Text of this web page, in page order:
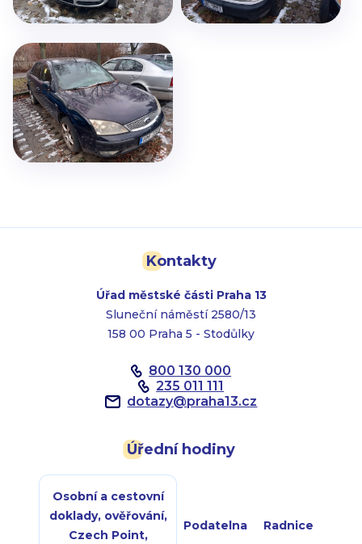
Kontakty
Úřad městské části Praha 13
Sluneční náměstí 2580/13
158 00 Praha 5 - Stodůlky
800 130 000
235 011 111
dotazy@praha13.cz
Úřední hodiny
Osobní a cestovní
doklady, ověřování,
Czech Point,
Podatelna Radnice